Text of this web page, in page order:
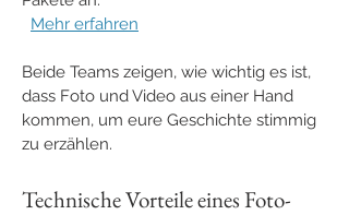
Mehr erfahren
Beide Teams zeigen, wie wichtig es ist,
dass Foto und Video aus einer Hand
kommen, um eure Geschichte stimmig
zu erzählen.
Technische Vorteile eines Foto-